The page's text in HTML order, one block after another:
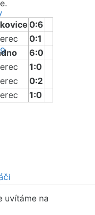
0:6
0:1
6:0
1:0
0:2
1:0
uvítáme na